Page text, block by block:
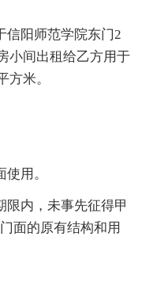
信阳师范学院东门2
小间出租给乙方用于
方米。
用。
限内，未事先征得甲
面的原有结构和用